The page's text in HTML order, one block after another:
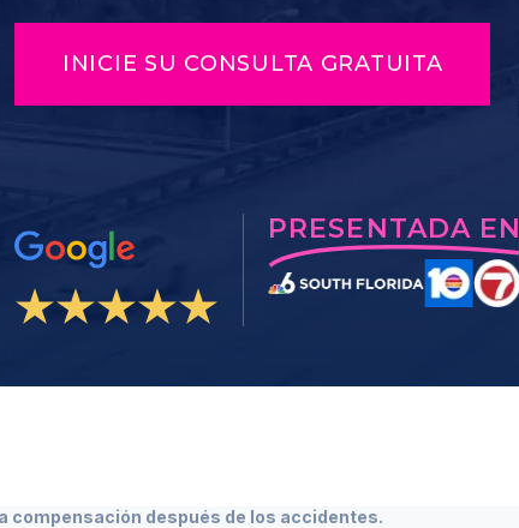
INICIE SU CONSULTA GRATUITA
PRESENTADA EN
compensación después de los accidentes.